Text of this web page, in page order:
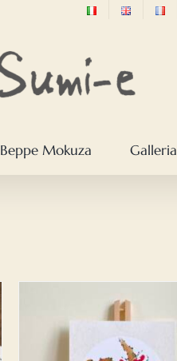
Beppe Mokuza Galleria